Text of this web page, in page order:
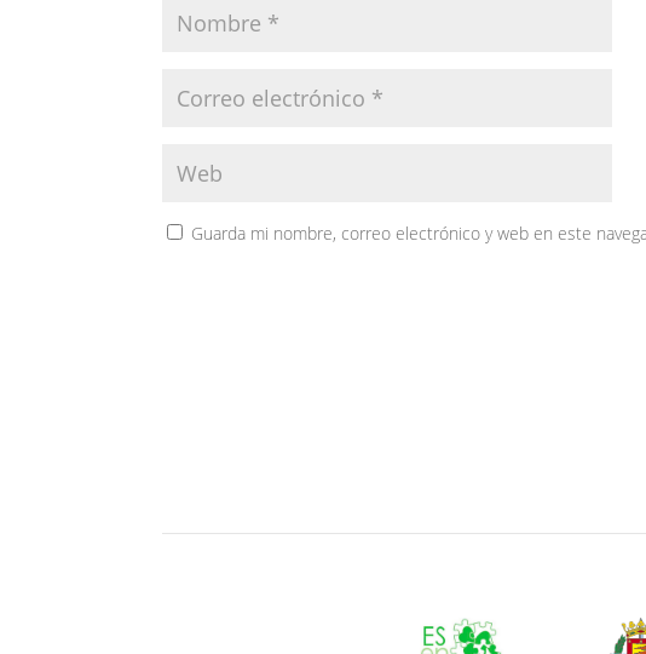
Guarda mi nombre, correo electrónico y web en este